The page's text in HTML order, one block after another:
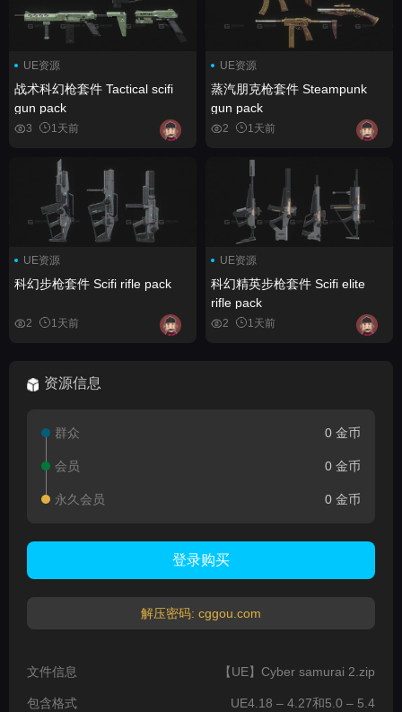
UE资源
战术科幻枪套件 Tactical scifi
gun pack
3 1天前
UE资源
蒸汽朋克枪套件 Steampunk
gun pack
2 1天前
UE资源
科幻步枪套件 Scifi rifle pack
2 1天前
UE资源
科幻精英步枪套件 Scifi elite
rifle pack
2 1天前
资源信息
群众 0 金币
会员 0 金币
永久会员 0 金币
登录购买
解压密码: cggou.com
文件信息 【UE】Cyber samurai 2.zip
包含格式 UE4.18 – 4.27和5.0 – 5.4